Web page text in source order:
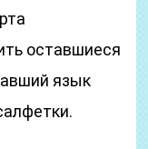
оставшиеся
язык